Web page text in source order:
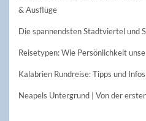
& Ausflüge
Die spannendsten Stadtviertel und
Reisetypen: Wie Persönlichkeit
Kalabrien Rundreise: Tipps und
Neapels Untergrund | Von der